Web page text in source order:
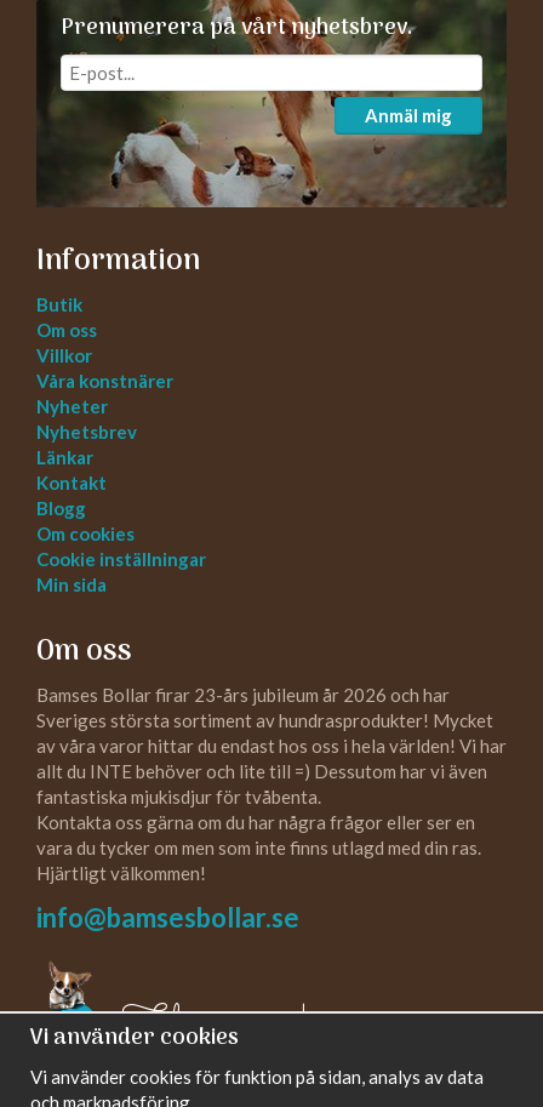
Prenumerera på vårt nyhetsbrev.
Anmäl mig
Information
Butik
Om oss
Villkor
Våra konstnärer
Nyheter
Nyhetsbrev
Länkar
Kontakt
Blogg
Om cookies
Cookie inställningar
Min sida
Om oss
Bamses Bollar firar 23-års jubileum år 2026 och har
Sveriges största sortiment av hundrasprodukter! Mycket
av våra varor hittar du endast hos oss i hela världen! Vi har
allt du INTE behöver och lite till =) Dessutom har vi även
fantastiska mjukisdjur för tvåbenta.
Kontakta oss gärna om du har några frågor eller ser en
vara du tycker om men som inte finns utlagd med din ras.
Hjärtligt välkommen!
info@bamsesbollar.se
Följ oss gärna!
Vi använder cookies
Vi använder cookies för funktion på sidan, analys av data
och marknadsföring.